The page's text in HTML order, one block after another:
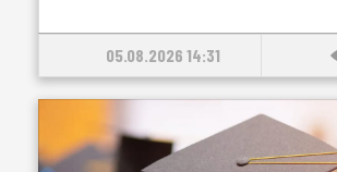
05.08.2026 14:31